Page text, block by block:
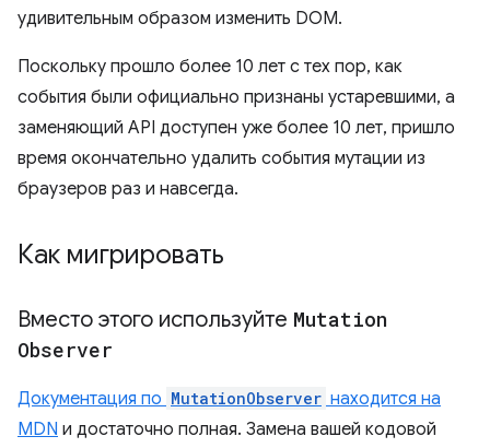
удивительным образом изменить DOM.
Поскольку прошло более 10 лет с тех пор, как
события были официально признаны устаревшими, а
заменяющий API доступен уже более 10 лет, пришло
время окончательно удалить события мутации из
браузеров раз и навсегда.
Как мигрировать
Вместо этого используйте Mutation
Observer
Документация по MutationObserver находится на
MDN и достаточно полная. Замена вашей кодовой